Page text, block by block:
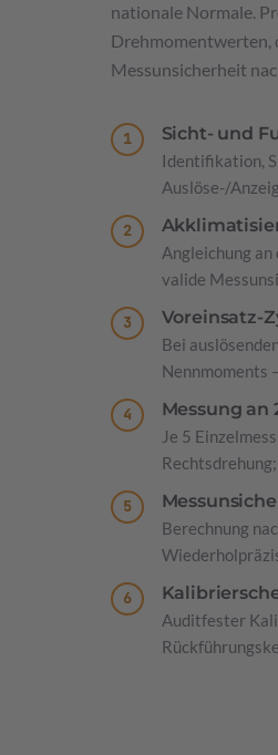
nationale Normale.
Drehmomentwerten,
Messunsicherheit
Sicht- und
Identifikation,
Auslöse-/
Angleichung
valide
Voreinsatz-
Bei
Nennmoments
Messung an
Je 5
Berechnung
Auditfester